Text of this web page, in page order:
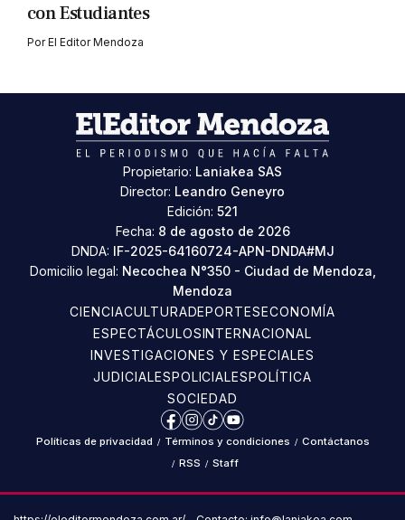
con Estudiantes
PorEl Editor Mendoza
Propietario: Laniakea SAS
Director: Leandro Geneyro
Edición: 521
Fecha: 8 de agosto de 2026
DNDA: IF-2025-64160724-APN-DNDA#MJ
Domicilio legal: Necochea N°350 - Ciudad de Mendoza,
Mendoza
CIENCIACULTURADEPORTESECONOMÍA
ESPECTÁCULOSINTERNACIONAL
INVESTIGACIONES Y ESPECIALES
JUDICIALESPOLICIALESPOLÍTICA
SOCIEDAD
Facebook
Instagram
TikTokYouTube
Políticas de privacidad / Términos y condiciones / Contáctanos
/ RSS / Staff